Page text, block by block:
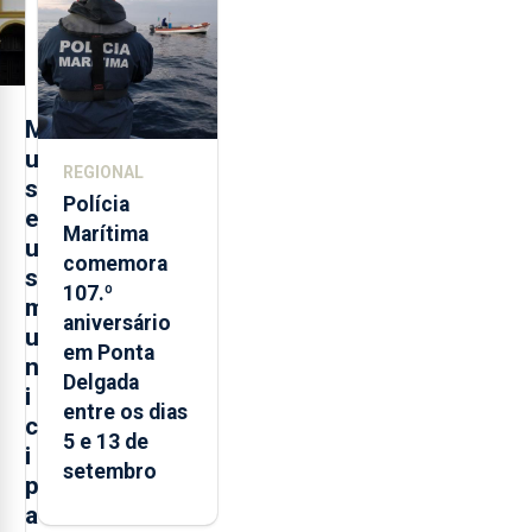
M
u
s
e
u
s
m
u
n
i
c
i
p
a
turística
REGIONAL
Polícia
Marítima
comemora
107.º
aniversário
em Ponta
Delgada
entre os dias
5 e 13 de
setembro